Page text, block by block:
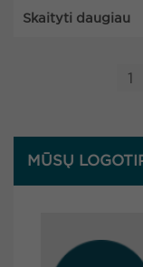
MŪSŲ
Skaityti daugiau
1